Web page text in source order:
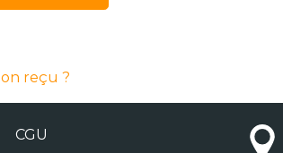
reçu ?
CGU